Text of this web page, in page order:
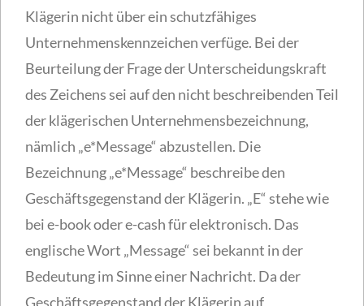
Klägerin nicht über ein schutzfähiges
Unternehmenskennzeichen verfüge. Bei der
Beurteilung der Frage der Unterscheidungskraft
des Zeichens sei auf den nicht beschreibenden Teil
der klägerischen Unternehmensbezeichnung,
nämlich „e*Message“ abzustellen. Die
Bezeichnung „e*Message“ beschreibe den
Geschäftsgegenstand der Klägerin. „E“ stehe wie
bei e-book oder e-cash für elektronisch. Das
englische Wort „Message“ sei bekannt in der
Bedeutung im Sinne einer Nachricht. Da der
Geschäftsgegenstand der Klägerin auf